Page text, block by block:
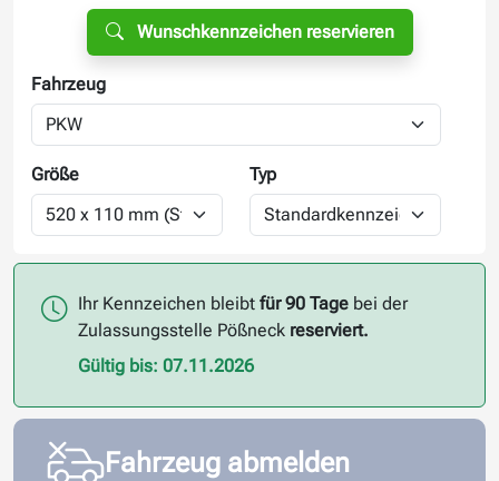
Wunschkennzeichen reservieren
Fahrzeug
Größe Typ
Ihr Kennzeichen bleibtfür 90 Tage bei der
Zulassungsstelle Pößneck reserviert.
Gültig bis: 07.11.2026
Fahrzeug abmelden